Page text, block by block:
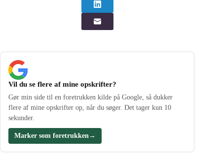
Vil du se flere af mine opskrifter?
Gør min side til en foretrukken kilde på Google, så dukker
flere af mine opskrifter op, når du søger. Det tager kun 10
sekunder.
Marker som foretrukken→